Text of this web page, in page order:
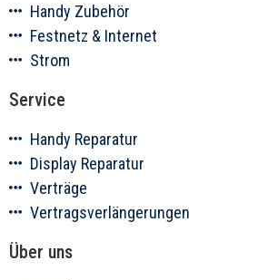
Handy Zubehör
Festnetz & Internet
Strom
Service
Handy Reparatur
Display Reparatur
Verträge
Vertragsverlängerungen
Über uns